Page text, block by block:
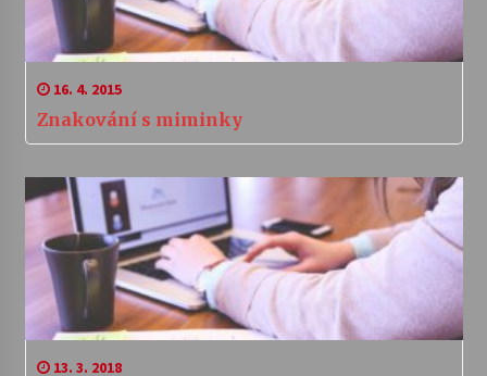
16. 4. 2015
Znakování s miminky
13. 3. 2018